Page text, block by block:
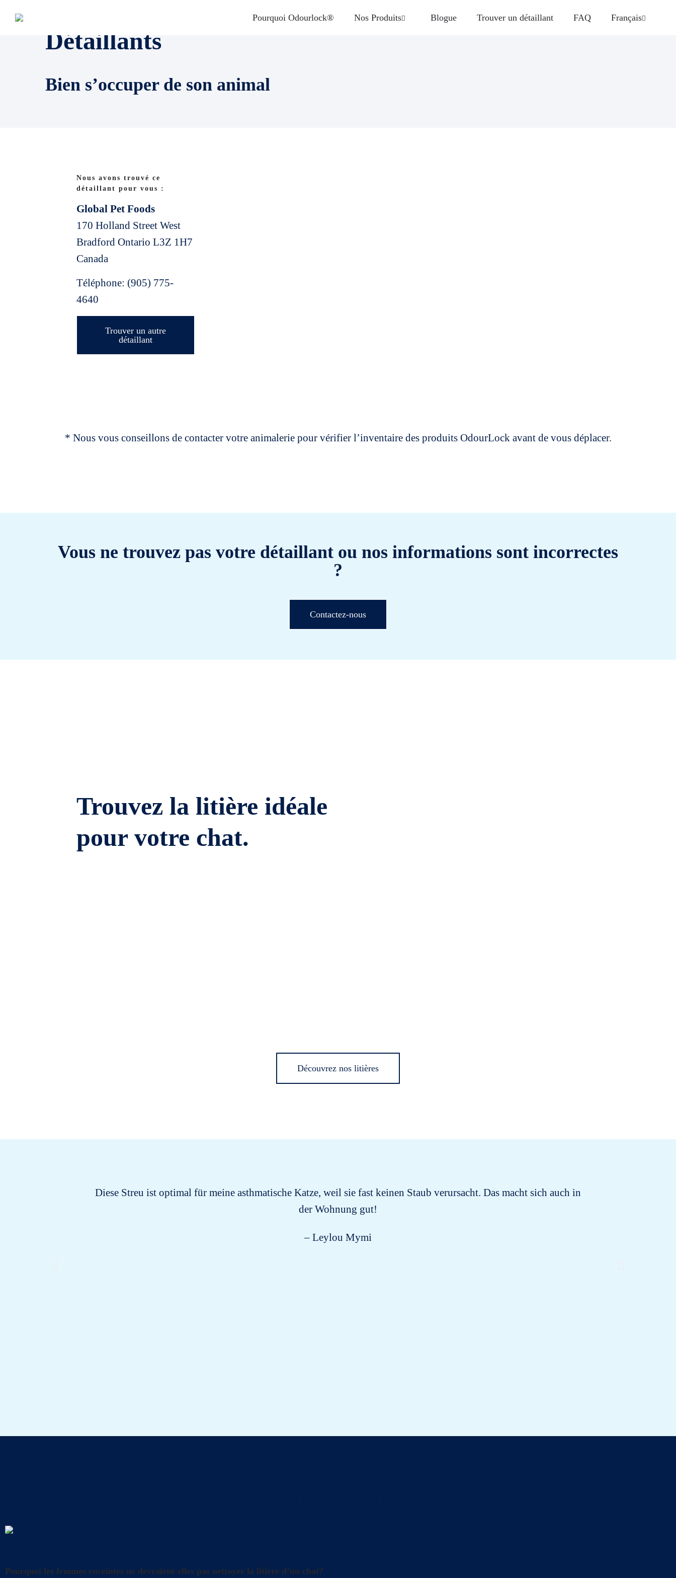
Pourquoi Odourlock® Nos Produits Blogue Trouver un détaillant FAQ Français
Détaillants
Bien s’occuper de son animal
Nous avons trouvé ce
détaillant pour vous :
Global Pet Foods
170 Holland Street West
Bradford Ontario L3Z 1H7
Canada
Téléphone: (905) 775-
4640
Trouver un autre
détaillant
* Nous vous conseillons de contacter votre animalerie pour vérifier l’inventaire des produits OdourLock avant de vous déplacer.
Vous ne trouvez pas votre détaillant ou nos informations sont incorrectes
?
Contactez-nous
Trouvez la litière idéale
pour votre chat.
Découvrez nos litières
Diese Streu ist optimal für meine asthmatische Katze, weil sie fast keinen Staub verursacht. Das macht sich auch in
der Wohnung gut!
– Leylou Mymi
Pourquoi les femmes enceintes ne devraient-elles pas nettoyer la litière d’un chat?